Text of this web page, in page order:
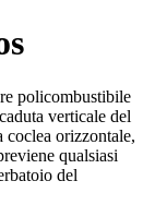
policombustibile
verticale del
orizzontale,
qualsiasi
del